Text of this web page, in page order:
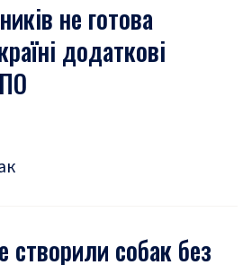
не готова
додаткові
собак без